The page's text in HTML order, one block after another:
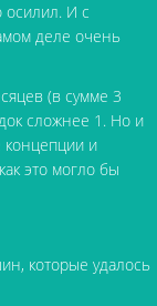
осилил. И с
деле очень
(в сумме 3
сложнее 1. Но и
концепции и
это могло бы
которые удалось